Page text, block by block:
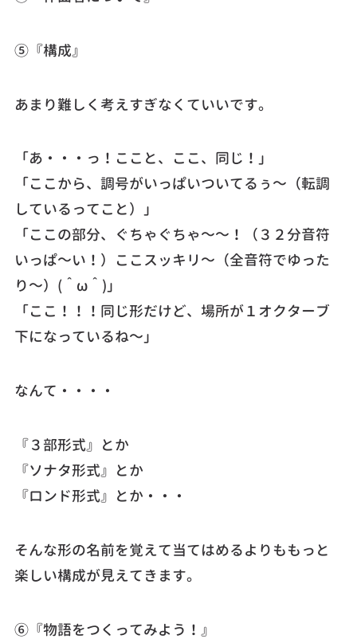
⑤『構成』
あまり難しく考えすぎなくていいです。
「あ・・・っ！ここと、ここ、同じ！」
「ここから、調号がいっぱいついてるぅ～（転調
しているってこと）」
「ここの部分、ぐちゃぐちゃ～～！（３２分音符
いっぱ～い！）ここスッキリ～（全音符でゆった
り～）(＾ω＾)」
「ここ！！！同じ形だけど、場所が１オクターブ
下になっているね～」
なんて・・・・
『３部形式』とか
『ソナタ形式』とか
『ロンド形式』とか・・・
そんな形の名前を覚えて当てはめるよりももっと
楽しい構成が見えてきます。
⑥『物語をつくってみよう！』